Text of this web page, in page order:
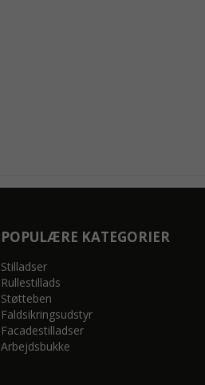
POPULÆRE KATEGORIER
Stilladser
Rullestillads
Støtteben
Faldsikringsudstyr
Facadestilladser
Arbejdsbukke